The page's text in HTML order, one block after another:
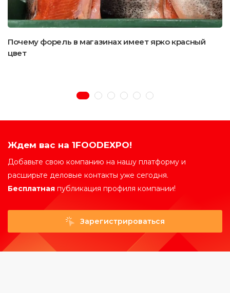
Почему форель в магазинах имеет ярко красный
цвет
Ждем вас на 1FOODEXPO!
Добавьте свою компанию на нашу платформу и
расширьте деловые контакты уже сегодня.
Бесплатная публикация профиля компании!
Зарегистрироваться